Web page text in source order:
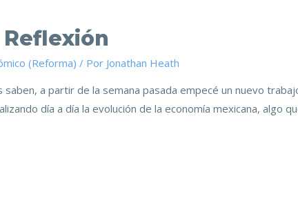
(Reforma) / Por Jonathan Heath
a partir de la semana pasada empecé un nuevo
día a día la evolución de la economía mexicana, algo